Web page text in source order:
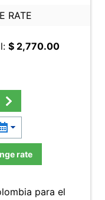
RATE
$ 2,770.00
rate
para el